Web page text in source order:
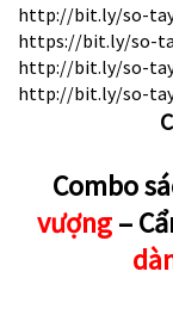
http://bit.ly/so-
https://bit.ly/so-
http://bit.ly/so-
http://bit.ly/so-
Combo
vượng–